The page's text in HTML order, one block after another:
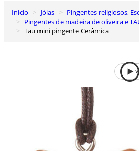
0
Carrinho de Compras
Inicio Jóias
Pingentes religiosos,
Pingentes de madeira de oliveira e
Tau mini pingente Cerâmica